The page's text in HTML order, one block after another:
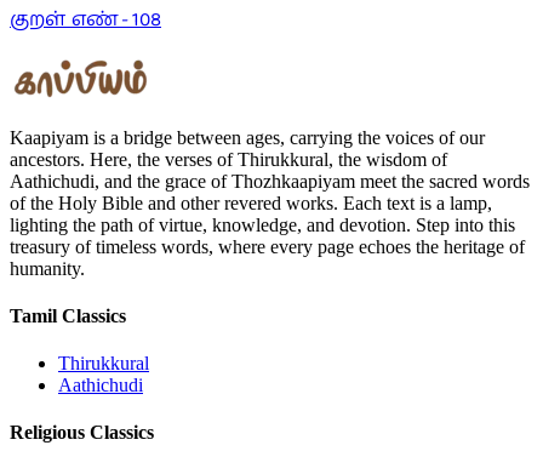
குறள் எண் -108
Kaapiyam is a bridge between ages, carrying the voices of our
ancestors. Here, the verses of Thirukkural, the wisdom of
Aathichudi, and the grace of Thozhkaapiyam meet the sacred words
of the Holy Bible and other revered works. Each text is a lamp,
lighting the path of virtue, knowledge, and devotion. Step into this
treasury of timeless words, where every page echoes the heritage of
humanity.
Tamil Classics
Thirukkural
Aathichudi
Religious Classics